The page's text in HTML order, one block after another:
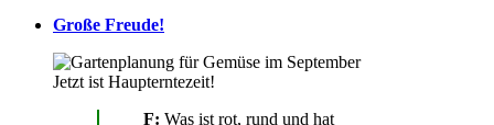
Große Freude!
Jetzt ist Haupterntezeit!
F: Was ist rot, rund und hat